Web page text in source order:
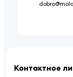
Контактное